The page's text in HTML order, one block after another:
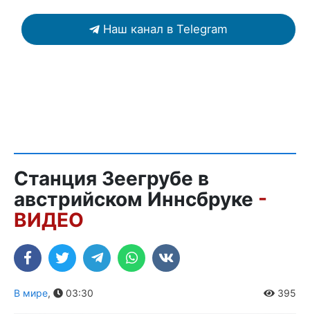
Наш канал в Telegram
Станция Зеегрубе в
австрийском Иннсбруке -
ВИДЕО
В мире, 03:30 395